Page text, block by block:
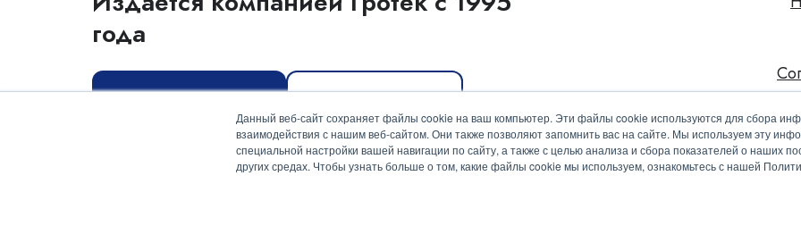
Данный веб-сайт сохраняет файлы cookie на ваш компьютер. Эти файлы cookie используются для сбора
взаимодействия с нашим веб-сайтом. Они также позволяют запомнить вас на сайте. Мы используем эту
специальной настройки вашей навигации по сайту, а также с целью анализа и сбора показателей о наших
других средах. Чтобы узнать больше о том, какие файлы cookie мы используем, ознакомьтесь с нашей
года
Оформить подписку Скачать медиакит